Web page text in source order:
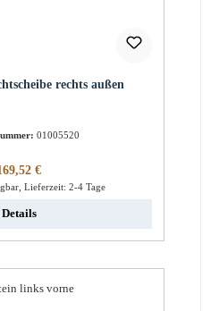
rechts außen
01005520
Preis:
€
Lieferzeit: 2-4 Tage
Details